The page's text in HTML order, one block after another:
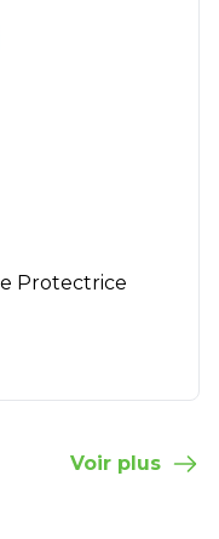
Protectrice
Voir plus